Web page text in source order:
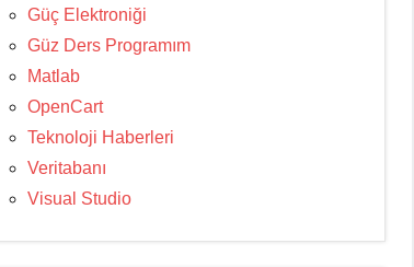
Güç Elektroniği
Güz Ders Programım
Matlab
OpenCart
Teknoloji Haberleri
Veritabanı
Visual Studio